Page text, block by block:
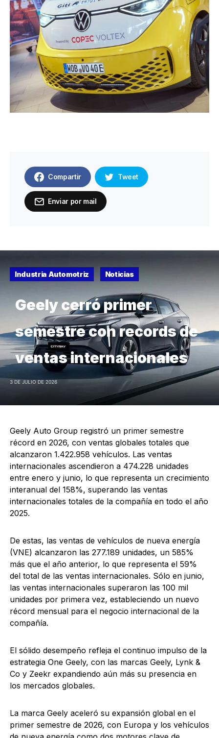
Compartir Tweet
Enviar por mail
Industria Automotriz Noticias
Geely cerró primer
semestre con records de
ventas internacionales
3 DE JULIO DE 2026
Geely Auto Group registró un primer semestre
récord en 2026, con ventas globales totales que
alcanzaron 1.422.958 vehículos. Las ventas
internacionales ascendieron a 474.228 unidades
entre enero y junio, lo que representa un crecimiento
interanual del 158%, superando las ventas
internacionales totales de la compañía en todo el año
2025.
De estas, las ventas de vehículos de nueva energía
(VNE) alcanzaron las 277.189 unidades, un 585%
más que el año anterior, lo que representa el 59%
del total de las ventas internacionales. Sólo en junio,
las ventas internacionales superaron las 100 mil
unidades por primera vez, estableciendo un nuevo
récord mensual para el negocio internacional de la
compañía.
El sólido desempeño refleja el continuo impulso de la
estrategia One Geely, con las marcas Geely, Lynk &
Co y Zeekr expandiendo aún más su presencia en
los mercados globales.
La marca Geely aceleró su expansión global en el
primer semestre de 2026, con Europa y los vehículos